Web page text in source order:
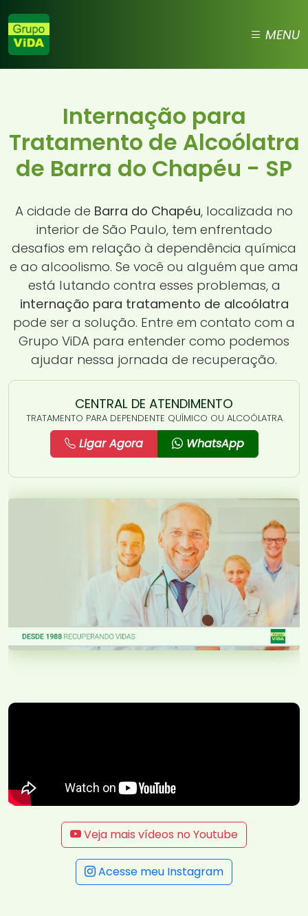
MENU
Internação para
Tratamento de Alcoólatra
de Barra do Chapéu - SP
A cidade de Barra do Chapéu, localizada no
interior de São Paulo, tem enfrentado
desafios em relação à dependência química
e ao alcoolismo. Se você ou alguém que ama
está lutando contra esses problemas, a
internação para tratamento de alcoólatra
pode ser a solução. Entre em contato com a
Grupo ViDA para entender como podemos
ajudar nessa jornada de recuperação.
CENTRAL DE ATENDIMENTO
TRATAMENTO PARA DEPENDENTE QUÍMICO OU ALCOÓLATRA
Ligar Agora WhatsApp
Veja mais vídeos no Youtube
Acesse meu Instagram